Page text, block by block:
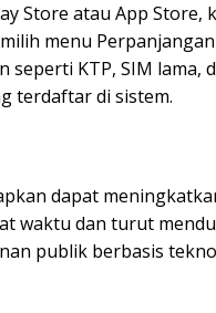
Store atau App
menu
seperti KTP, SIM lama,
terdaftar di sistem.
dapat
waktu dan turut
publik berbasis